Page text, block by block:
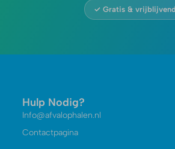
✓ Gratis & vrijblijvend
Hulp Nodig?
Info@afvalophalen.nl
Contactpagina